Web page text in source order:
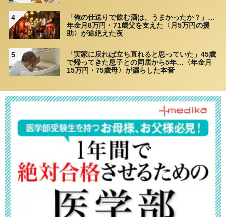
4
「俺の仕送りで飲む酒は、うまかったか？」…
年金月8万円・71歳父を支えた〈月5万円の援
助〉が途絶えた夜
5
「実家に戻れば立ち直れると思っていた」45歳
で帰ってきた息子との同居から5年…〈年金月
15万円・75歳母〉が漏らした本音